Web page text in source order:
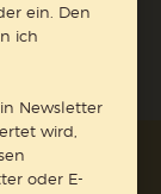
ein. Den
ich
Newsletter
wird,
oder E-